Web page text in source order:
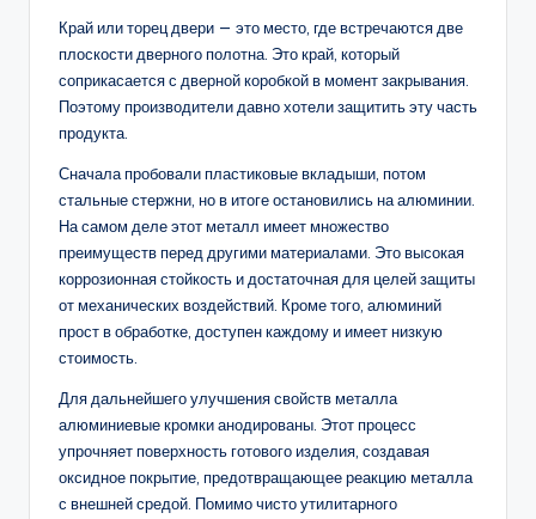
Край или торец двери — это место, где встречаются две
плоскости дверного полотна. Это край, который
соприкасается с дверной коробкой в ​​момент закрывания.
Поэтому производители давно хотели защитить эту часть
продукта.
Сначала пробовали пластиковые вкладыши, потом
стальные стержни, но в итоге остановились на алюминии.
На самом деле этот металл имеет множество
преимуществ перед другими материалами. Это высокая
коррозионная стойкость и достаточная для целей защиты
от механических воздействий. Кроме того, алюминий
прост в обработке, доступен каждому и имеет низкую
стоимость.
Для дальнейшего улучшения свойств металла
алюминиевые кромки анодированы. Этот процесс
упрочняет поверхность готового изделия, создавая
оксидное покрытие, предотвращающее реакцию металла
с внешней средой. Помимо чисто утилитарного